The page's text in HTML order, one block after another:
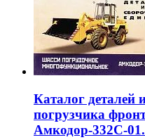
Каталог деталей
погрузчика
Амкодор-332С-